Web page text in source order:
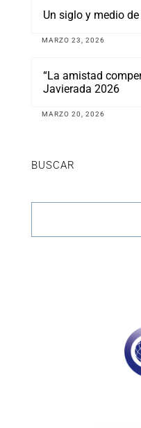
Un siglo y medio
MARZO 23, 2026
“La amistad
Javierada 2026
MARZO 20, 2026
BUSCAR